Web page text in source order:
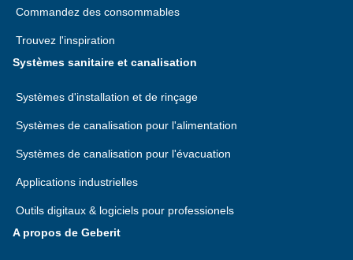
Commandez des consommables
Trouvez l'inspiration
Systèmes sanitaire et canalisation
Systèmes d'installation et de rinçage
Systèmes de canalisation pour l'alimentation
Systèmes de canalisation pour l'évacuation
Applications industrielles
Outils digitaux & logiciels pour professionels
A propos de Geberit